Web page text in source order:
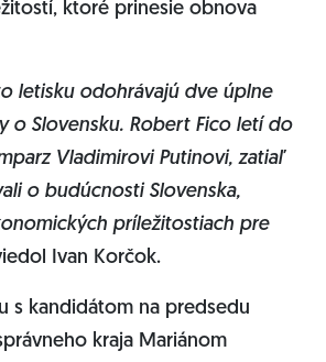
ktoré prinesie obnova
letisku odohrávajú dve úplne
o Slovensku. Robert Fico letí do
Vladimirovi Putinovi, zatiaľ
o budúcnosti Slovenska,
príležitostiach pre
Ivan Korčok.
s kandidátom na predsedu
kraja Mariánom